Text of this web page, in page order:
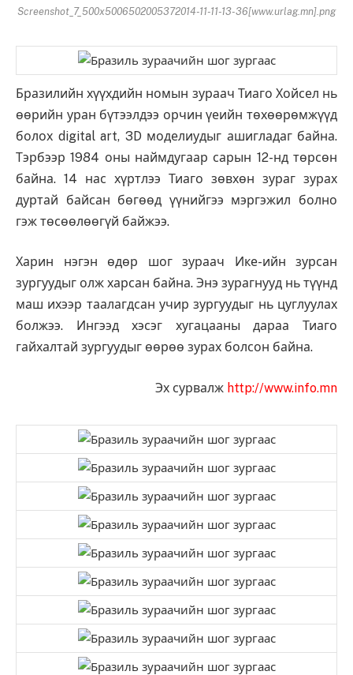
Screenshot_7_500x5006502005372014-11-11-13-36[www.urlag.mn].png
Бразилийн хүүхдийн номын зураач Тиаго Хойсел нь
өөрийн уран бүтээлдээ орчин үеийн төхөөрөмжүүд
болох digital art, 3D моделиудыг ашигладаг байна.
Тэрбээр 1984 оны наймдугаар сарын 12-нд төрсөн
байна. 14 нас хүртлээ Тиаго зөвхөн зураг зурах
дуртай байсан бөгөөд үүнийгээ мэргэжил болно
гэж төсөөлөөгүй байжээ.
Харин нэгэн өдөр шог зураач Ике-ийн зурсан
зургуудыг олж харсан байна. Энэ зурагнууд нь түүнд
маш ихээр таалагдсан учир зургуудыг нь цуглуулах
болжээ. Ингээд хэсэг хугацааны дараа Тиаго
гайхалтай зургуудыг өөрөө зурах болсон байна.
Эх сурвалж http://www.info.mn